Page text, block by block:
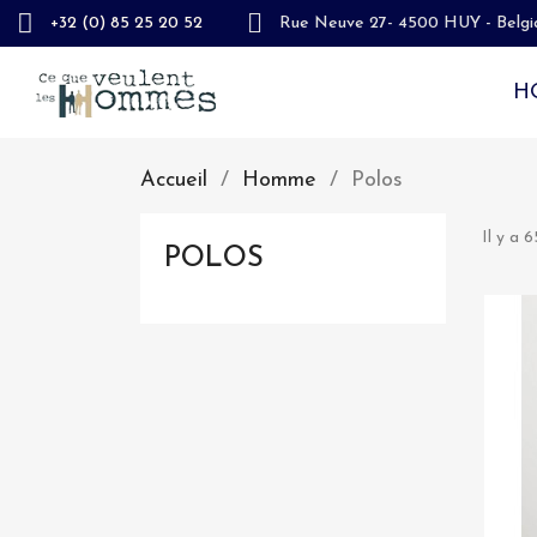
+32 (0) 85 25 20 52 Rue Neuve 27- 4500 HUY -
Accueil Homme Polos
POLOS
Il y a